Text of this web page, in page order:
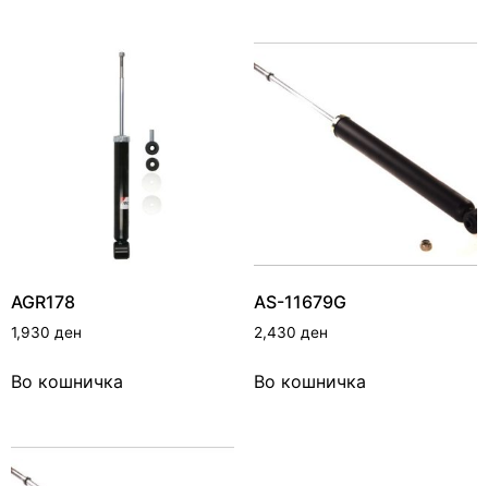
AGR178
1,930 ден
Во кошничка
AS-11679G
2,430 ден
Во кошничка